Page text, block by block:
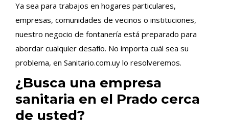
Ya sea para trabajos en hogares particulares,
empresas, comunidades de vecinos o instituciones,
nuestro negocio de fontanería está preparado para
abordar cualquier desafío. No importa cuál sea su
problema, en Sanitario.com.uy lo resolveremos.
¿Busca una empresa
sanitaria en el Prado cerca
de usted?